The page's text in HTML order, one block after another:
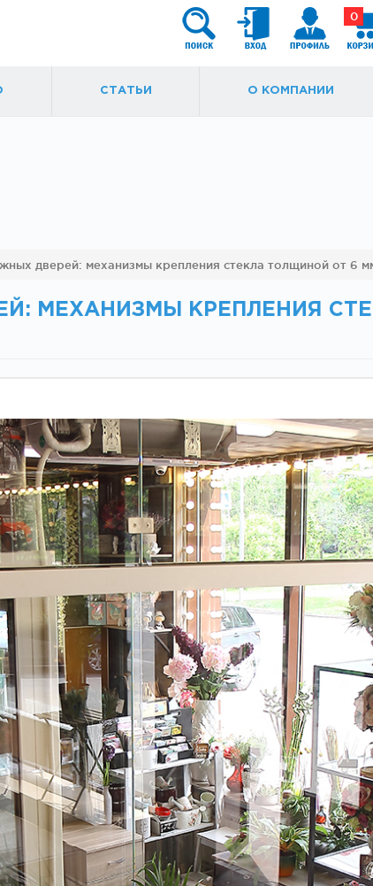
0
для
Фурнитура для
душевых
ограждений
(распашная серия)
Двери
СТАТЬИ О КОМПАНИИ
дверей: механизмы крепления стекла толщиной от 6
МЕХАНИЗМЫ КРЕПЛЕНИЯ